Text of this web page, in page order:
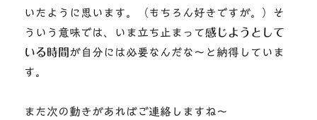
いたように思います。（もちろん好きですが。）そ
ういう意味では、いま立ち止まって感じようとして
いる時間 が自分には必要なんだな～と納得していま
す。
また次の動きがあればご連絡しますね～